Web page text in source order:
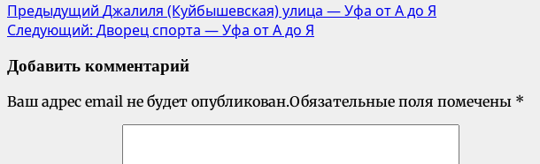
Предыдущий Джалиля (Куйбышевская) улица — Уфа от А до Я
Следующий: Дворец спорта — Уфа от А до Я
Добавить комментарий
Ваш адрес email не будет опубликован.Обязательные поля помечены *